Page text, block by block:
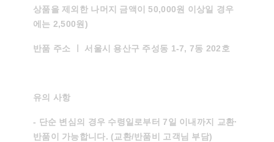
상품을 제외한 나머지 금액이 50,000원 이상일 경우
에는 2,500원)
반품 주소 ㅣ 서울시 용산구 주성동 1-7, 7동 202호
유의 사항
- 단순 변심의 경우 수령일로부터 7일 이내까지 교환∙
반품이 가능합니다. (교환/반품비 고객님 부담)